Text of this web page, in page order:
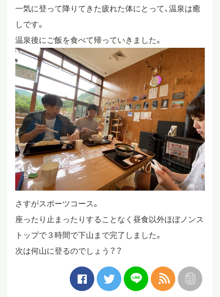
一気に登って降りてきた疲れた体にとって、温泉は癒
しです。
温泉後にご飯を食べて帰っていきました。
さすがスポーツコース。
座ったり止まったりすることなく昼食以外ほぼノンス
トップで３時間で下山まで完了しました。
次は何山に登るのでしょう？？